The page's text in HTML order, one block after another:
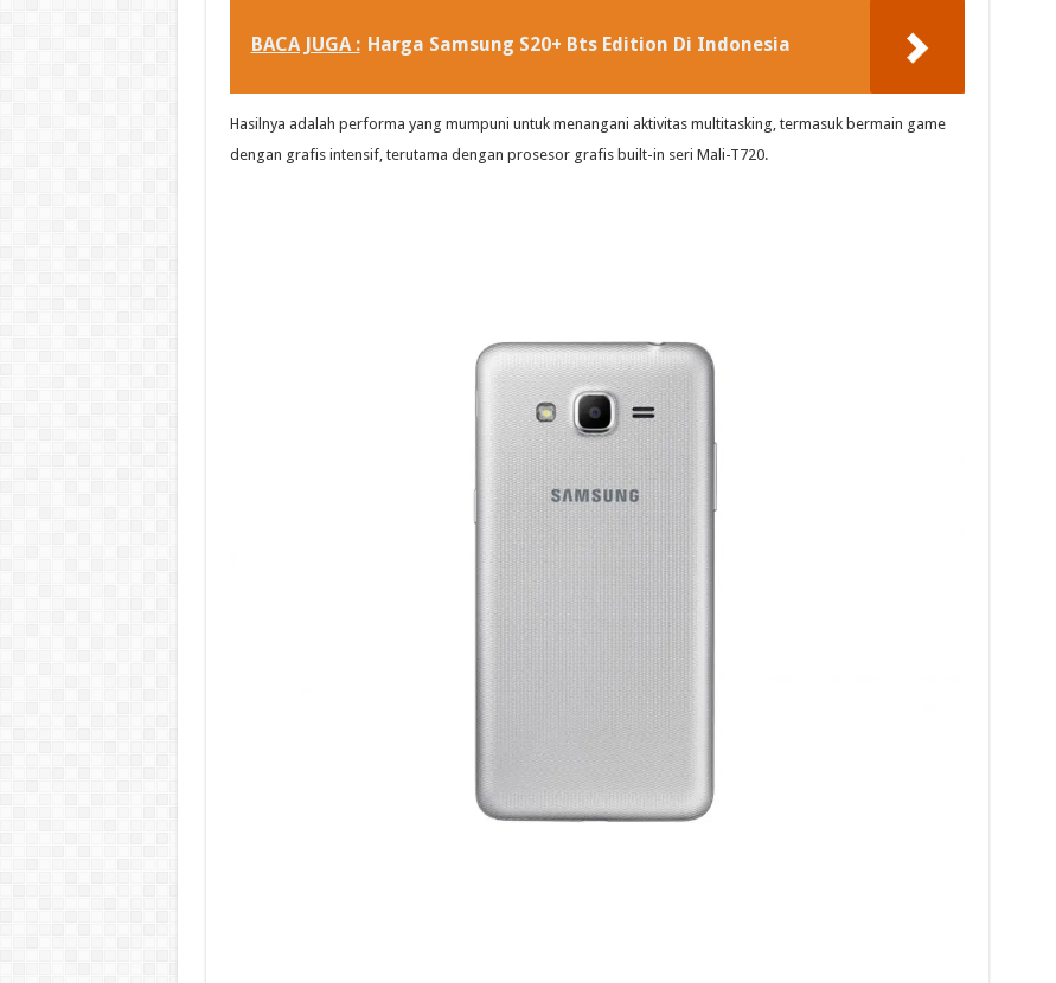
BACA JUGA : Harga Samsung S20+ Bts Edition Di Indonesia
Hasilnya adalah performa yang mumpuni untuk menangani aktivitas multitasking, termasuk bermain game
dengan grafis intensif, terutama dengan prosesor grafis built-in seri Mali-T720.